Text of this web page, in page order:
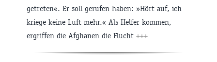
getreten«. Er soll gerufen haben: »Hört auf, ich
kriege keine Luft mehr.« Als Helfer kommen,
ergriffen die Afghanen die Flucht +++